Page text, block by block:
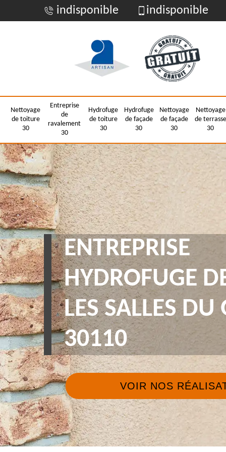
indisponible indisponible
Nettoyage
de toiture
30
Entreprise
de
ravalement
30
Hydrofuge
de toiture
30
Hydrofuge
de façade
30
Nettoyage
de façade
30
Nettoyage
de terrasse
30
ENTREPRISE
HYDROFUGE
LES SALLES
30110
VOIR NOS